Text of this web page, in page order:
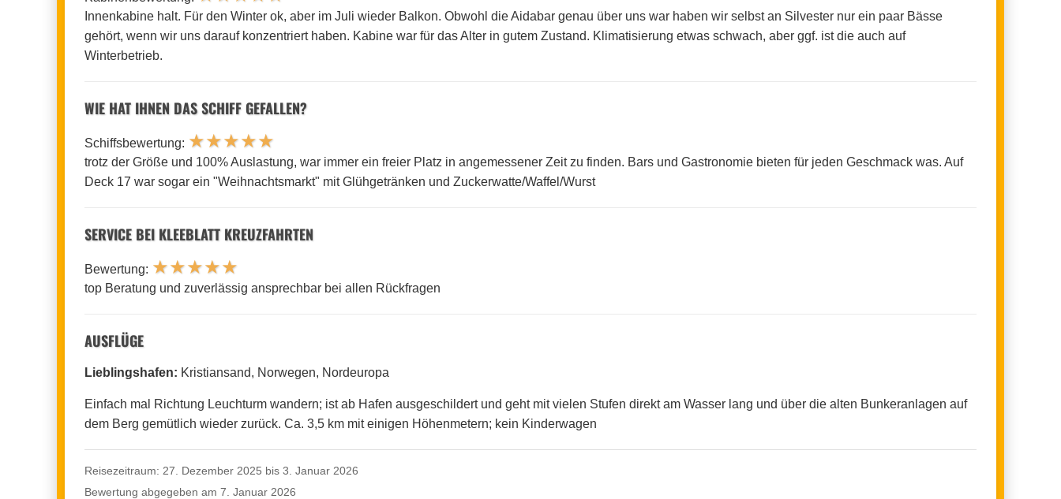
Innenkabine halt. Für den Winter ok, aber im Juli wieder Balkon. Obwohl die Aidabar genau über uns war haben wir selbst an Silvester nur ein paar Bässe
gehört, wenn wir uns darauf konzentriert haben. Kabine war für das Alter in gutem Zustand. Klimatisierung etwas schwach, aber ggf. ist die auch auf
Winterbetrieb.
WIE HAT IHNEN DAS SCHIFF GEFALLEN?
Schiffsbewertung: ★★★★★
trotz der Größe und 100% Auslastung, war immer ein freier Platz in angemessener Zeit zu finden. Bars und Gastronomie bieten für jeden Geschmack was. Auf
Deck 17 war sogar ein "Weihnachtsmarkt" mit Glühgetränken und Zuckerwatte/Waffel/Wurst
SERVICE BEI KLEEBLATT KREUZFAHRTEN
Bewertung: ★★★★★
top Beratung und zuverlässig ansprechbar bei allen Rückfragen
AUSFLÜGE
Lieblingshafen: Kristiansand, Norwegen, Nordeuropa
Einfach mal Richtung Leuchturm wandern; ist ab Hafen ausgeschildert und geht mit vielen Stufen direkt am Wasser lang und über die alten Bunkeranlagen auf
dem Berg gemütlich wieder zurück. Ca. 3,5 km mit einigen Höhenmetern; kein Kinderwagen
Reisezeitraum: 27. Dezember 2025 bis 3. Januar 2026
Bewertung abgegeben am 7. Januar 2026